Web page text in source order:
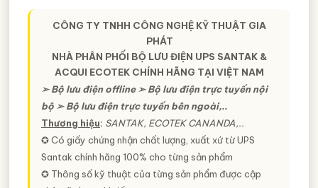
CÔNG TY TNHH CÔNG NGHỆ KỸ THUẬT GIA
PHÁT
NHÀ PHÂN PHỐI BỘ LƯU ĐIỆN UPS SANTAK &
ACQUI ECOTEK CHÍNH HÃNG TẠI VIỆT NAM
➢ Bộ lưu điện offline ➢ Bộ lưu điện trực tuyến nội
bộ ➢ Bộ lưu điện trực tuyến bên ngoài,..
Thương hiệu: SANTAK, ECOTEK CANANDA,..
✪ Có giấy chứng nhận chất lượng, xuất xứ từ UPS
Santak chính hãng 100% cho từng sản phẩm
✪ Thông số kỹ thuật của từng sản phẩm được cập